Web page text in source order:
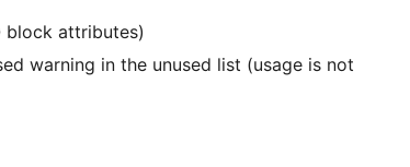
block attributes)
warning in the unused list (usage is not